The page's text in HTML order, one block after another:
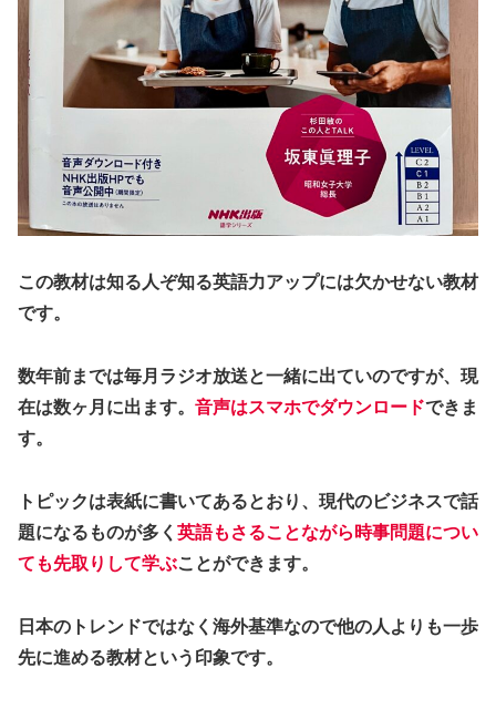
この教材は知る人ぞ知る英語力アップには欠かせない教材
です。
数年前までは毎月ラジオ放送と一緒に出ていのですが、現
在は数ヶ月に出ます。 音声はスマホでダウンロードできま
す。
トピックは表紙に書いてあるとおり、現代のビジネスで話
題になるものが多く 英語もさることながら時事問題につい
ても先取りして学ぶことができます。
日本のトレンドではなく海外基準なので他の人よりも一歩
先に進める教材という印象です。